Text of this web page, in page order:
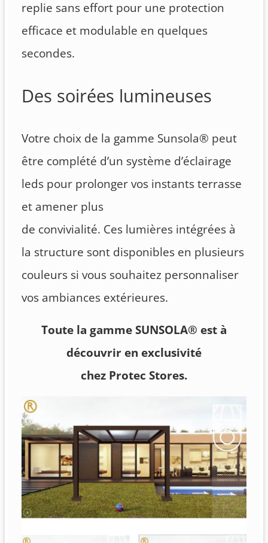
replie sans effort pour une protection
efficace et modulable en quelques
secondes.
Des soirées lumineuses
Votre choix de la gamme Sunsola® peut
être complété d’un système d’éclairage
leds pour prolonger vos instants terrasse
et amener plus
de convivialité. Ces lumières intégrées à
la structure sont disponibles en plusieurs
couleurs si vous souhaitez personnaliser
vos ambiances extérieures.
Toute la gamme SUNSOLA® est à
découvrir en exclusivité
chez Protec Stores.